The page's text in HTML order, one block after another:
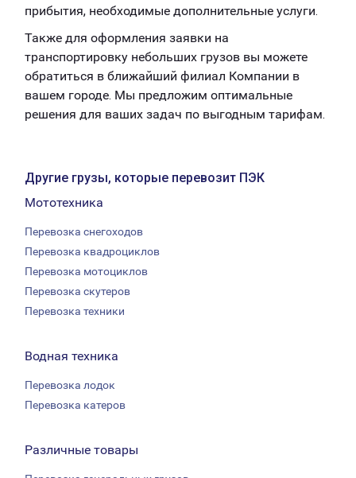
прибытия, необходимые дополнительные услуги.
Также для оформления заявки на
транспортировку небольших грузов вы можете
обратиться в ближайший филиал Компании в
вашем городе. Мы предложим оптимальные
решения для ваших задач по выгодным тарифам.
Другие грузы, которые перевозит ПЭК
Мототехника
Перевозка снегоходов
Перевозка квадроциклов
Перевозка мотоциклов
Перевозка скутеров
Перевозка техники
Водная техника
Перевозка лодок
Перевозка катеров
Различные товары